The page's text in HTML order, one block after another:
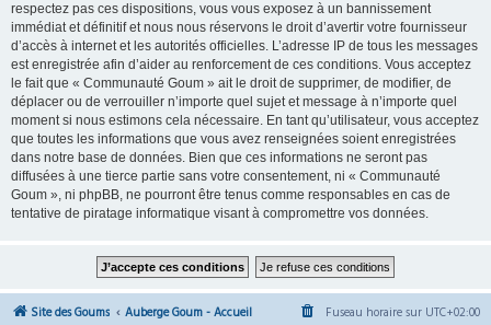
respectez pas ces dispositions, vous vous exposez à un bannissement
immédiat et définitif et nous nous réservons le droit d’avertir votre fournisseur
d’accès à internet et les autorités officielles. L’adresse IP de tous les messages
est enregistrée afin d’aider au renforcement de ces conditions. Vous acceptez
le fait que « Communauté Goum » ait le droit de supprimer, de modifier, de
déplacer ou de verrouiller n’importe quel sujet et message à n’importe quel
moment si nous estimons cela nécessaire. En tant qu’utilisateur, vous acceptez
que toutes les informations que vous avez renseignées soient enregistrées
dans notre base de données. Bien que ces informations ne seront pas
diffusées à une tierce partie sans votre consentement, ni « Communauté
Goum », ni phpBB, ne pourront être tenus comme responsables en cas de
tentative de piratage informatique visant à compromettre vos données.
Site des Goums Auberge Goum - Accueil Fuseau horaire sur UTC+02:00